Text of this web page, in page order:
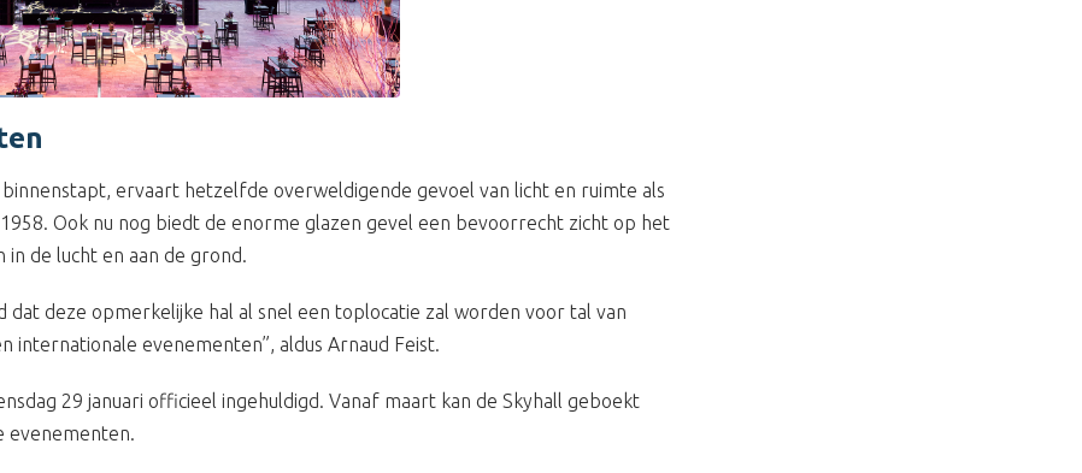
binnenstapt, ervaart hetzelfde overweldigende gevoel van licht en ruimte als
Ook nu nog biedt de enorme glazen gevel een bevoorrecht zicht op het
in de lucht en aan de grond.
dat deze opmerkelijke hal al snel een toplocatie zal worden voor tal van
internationale evenementen”, aldus Arnaud Feist.
29 januari officieel ingehuldigd. Vanaf maart kan de Skyhall geboekt
evenementen.